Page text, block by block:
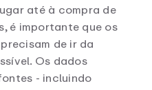
até à compra de
é importante que os
de ir da
Os dados
- incluindo